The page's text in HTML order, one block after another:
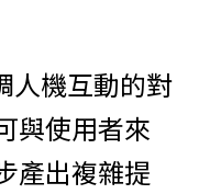
人機互動的對
與使用者來
產出複雜提